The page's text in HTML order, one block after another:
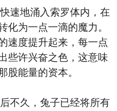
速地涌入索罗体内，在
化为一点一滴的魔力。
速度提升起来，每一点
些许兴奋之色，这意味
股能量的资本。
不久，兔子已经将所有